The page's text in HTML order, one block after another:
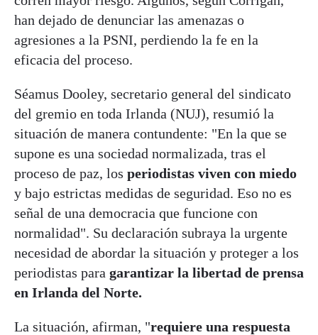
han dejado de denunciar las amenazas o
agresiones a la PSNI, perdiendo la fe en la
eficacia del proceso.
Séamus Dooley, secretario general del sindicato
del gremio en toda Irlanda (NUJ), resumió la
situación de manera contundente: "En la que se
supone es una sociedad normalizada, tras el
proceso de paz, los periodistas viven con miedo
y bajo estrictas medidas de seguridad. Eso no es
señal de una democracia que funcione con
normalidad". Su declaración subraya la urgente
necesidad de abordar la situación y proteger a los
periodistas para garantizar la libertad de prensa
en Irlanda del Norte.
La situación, afirman, "requiere una respuesta